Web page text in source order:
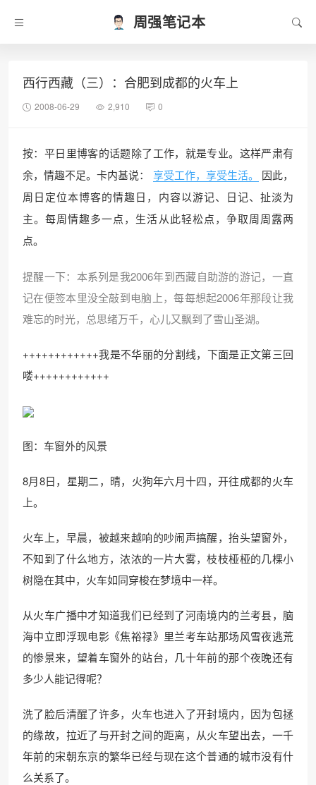
周强笔记本
西行西藏（三）：合肥到成都的火车上
2008-06-29 2,910 0
按：平日里博客的话题除了工作，就是专业。这样严肃有
余，情趣不足。卡内基说：
享受工作，享受生活。
因此，
周日定位本博客的情趣日，内容以游记、日记、扯淡为
主。每周情趣多一点，生活从此轻松点，争取周周露两
点。
提醒一下：本系列是我2006年到西藏自助游的游记，一直
记在便签本里没全敲到电脑上，每每想起2006年那段让我
难忘的时光，总思绪万千，心儿又飘到了雪山圣湖。
++++++++++++我是不华丽的分割线，下面是正文第三回
喽++++++++++++
图：车窗外的风景
8月8日，星期二，晴，火狗年六月十四，开往成都的火车
上。
火车上，早晨，被越来越响的吵闹声搞醒，抬头望窗外，
不知到了什么地方，浓浓的一片大雾，枝枝桠桠的几棵小
树隐在其中，火车如同穿梭在梦境中一样。
从火车广播中才知道我们已经到了河南境内的兰考县，脑
海中立即浮现电影《焦裕禄》里兰考车站那场风雪夜逃荒
的惨景来，望着车窗外的站台，几十年前的那个夜晚还有
多少人能记得呢？
洗了脸后清醒了许多，火车也进入了开封境内，因为包拯
的缘故，拉近了与开封之间的距离，从火车望出去，一千
年前的宋朝东京的繁华已经与现在这个普通的城市没有什
么关系了。